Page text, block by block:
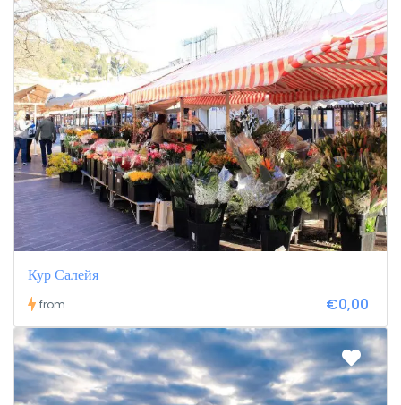
Кур Салейя
from €0,00